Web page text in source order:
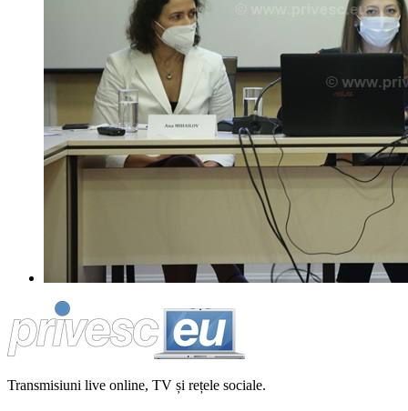
Transmisiuni live online, TV și rețele sociale.